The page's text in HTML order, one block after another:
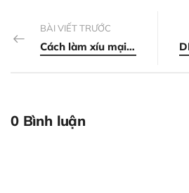
BÀI VIẾT TRƯỚC
Cách làm xíu mại tôm thịt hấp đúng vị của Trung Hoa
0 Bình luận